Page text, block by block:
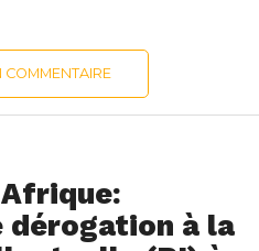
COMMENTAIRE
à la